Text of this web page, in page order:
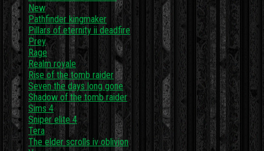
New
Pathfinder kingmaker
Pillars of eternity ii deadfire
Prey
Rage
Realm royale
Rise of the tomb raider
Seven the days long gone
Shadow of the tomb raider
Sims 4
Sniper elite 4
Tera
The elder scrolls iv oblivion